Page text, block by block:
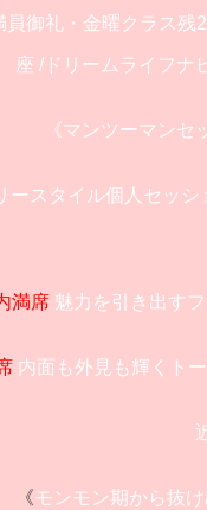
員御礼・金曜クラス
座 /ドリームライフナ
《マンツーマンセ
ースタイル個人セッ
満席魅力を引き出す
内面も外見も輝くト
《モンモン期から抜